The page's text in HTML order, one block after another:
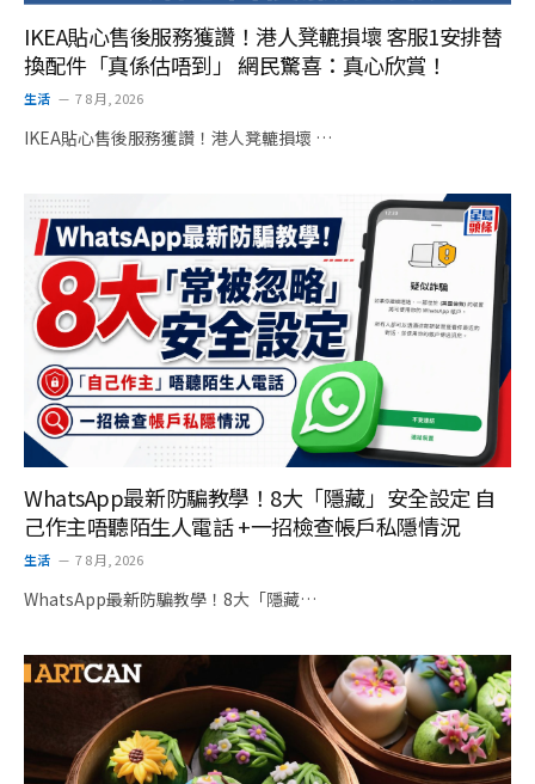
IKEA貼心售後服務獲讚！港人凳轆損壞 客服1安排替
換配件「真係估唔到」 網民驚喜：真心欣賞！
生活 7 8 月, 2026
IKEA貼心售後服務獲讚！港人凳轆損壞 …
WhatsApp最新防騙教學！8大「隱藏」安全設定 自
己作主唔聽陌生人電話 +一招檢查帳戶私隱情況
生活 7 8 月, 2026
WhatsApp最新防騙教學！8大「隱藏…